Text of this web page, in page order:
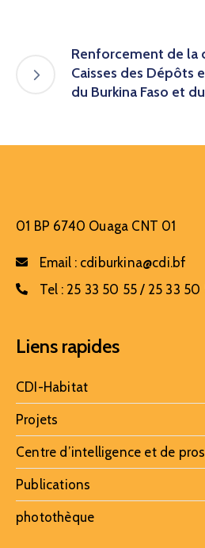
Renforcement de la
Caisses des Dépôts
du Burkina Faso et
01 BP 6740 Ouaga CNT 01
Email : cdiburkina@cdi.bf
Tel : 25 33 50 55 / 25 33 50
Liens rapides
CDI-Habitat
Projets
Centre d’intelligence et de
Publications
photothèque